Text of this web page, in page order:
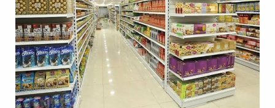
Menarik:
7
Teknik
Visual
Merchandising